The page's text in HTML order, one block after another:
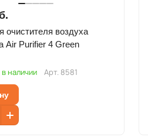
очистителя воздуха
Air Purifier 4 Green
в наличии Арт. 8581